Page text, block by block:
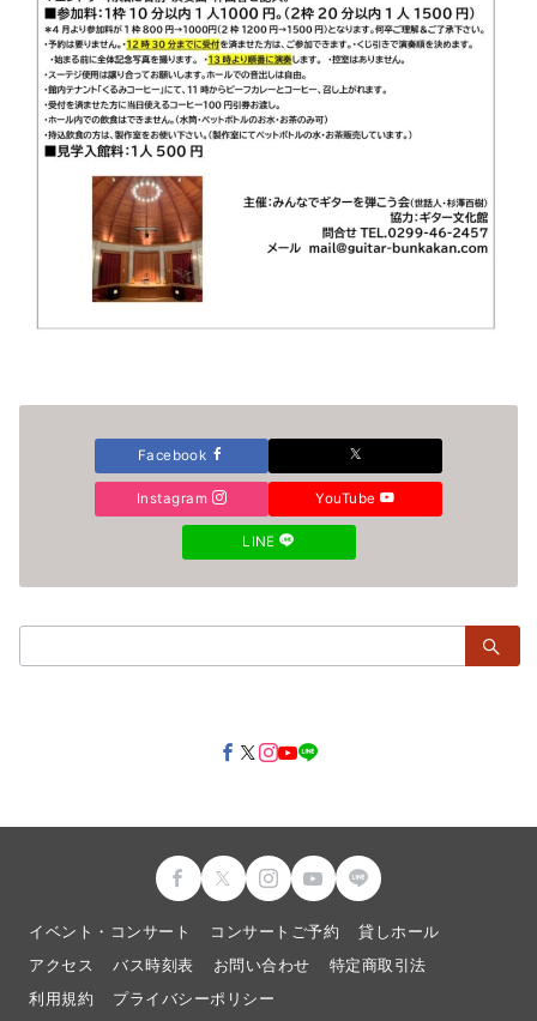
Facebook
Instagram YouTube
LINE
索：
イベント・コンサート コンサートご予約
貸しホール
アクセス
バス時刻表 お問い合わせ
特定商取引法
利用規約
プライバシーポリシー